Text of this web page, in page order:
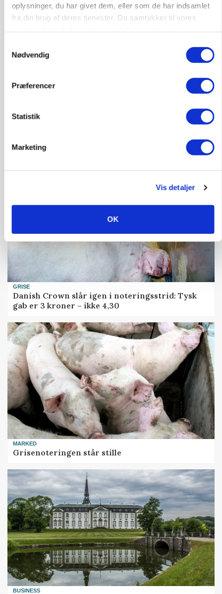
oplysninger, du har givet dem, eller som de har indsamlet
fra din brug af deres tjenester. Du samtykker til vores
Nødvendig
Præferencer
Statistik
Marketing
Vis detaljer
OK
MASKINER
Forserie til selvkørende skårlægger afprøves i år
Markvandring sætter fokus på elefantgræs
GRISE
Danish Crown slår igen i noteringsstrid: Tysk
gab er 3 kroner – ikke 4,30
MARKED
Grisenoteringen står stille
BUSINESS